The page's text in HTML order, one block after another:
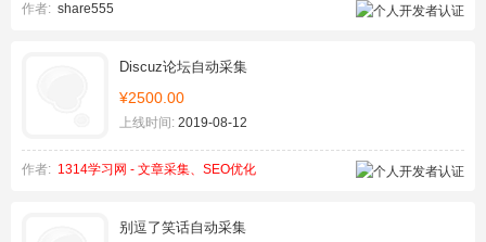
作者: share555
Discuz论坛自动采集
¥2500.00
上线时间: 2019-08-12
作者: 1314学习网 - 文章采集、SEO优化
别逗了笑话自动采集